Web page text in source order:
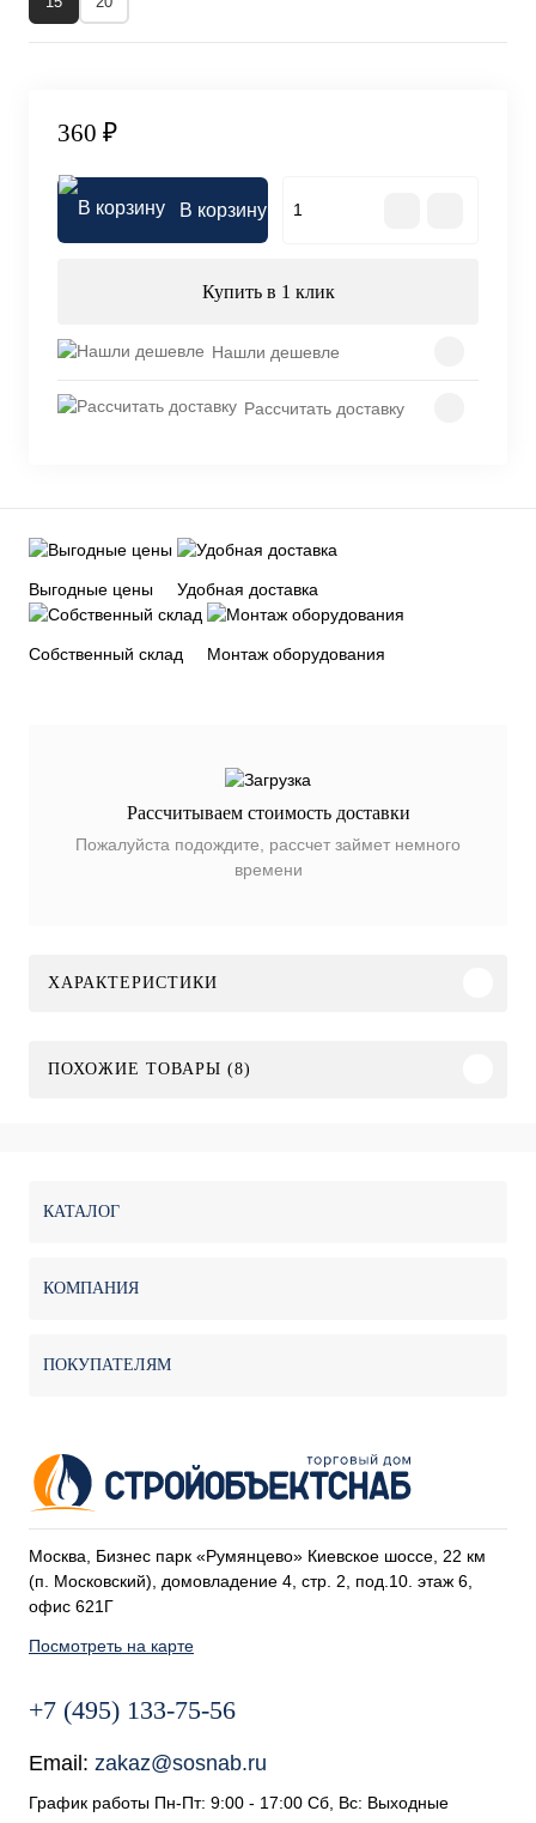
360 ₽
В корзину
Купить в 1 клик
Нашли дешевле
Рассчитать доставку
Выгодные цены Удобная доставка
Собственный склад Монтаж оборудования
Рассчитываем стоимость доставки
Пожалуйста подождите, рассчет займет немного
времени
ХАРАКТЕРИСТИКИ
ПОХОЖИЕ ТОВАРЫ (8)
КАТАЛОГ
КОМПАНИЯ
ПОКУПАТЕЛЯМ
Москва, Бизнес парк «Румянцево» Киевское шоссе, 22 км
(п. Московский), домовладение 4, стр. 2, под.10. этаж 6,
офис 621Г
Посмотреть на карте
+7 (495) 133-75-56
Email: zakaz@sosnab.ru
График работы Пн-Пт: 9:00 - 17:00 Сб, Вс: Выходные